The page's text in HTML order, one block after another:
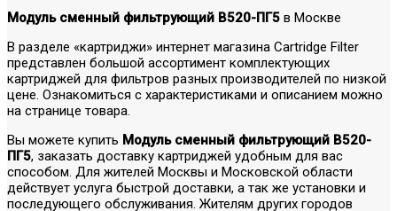
Модуль сменный фильтрующий В520-ПГ5 в Москве
В разделе «картриджи» интернет магазина Cartridge Filter
представлен большой ассортимент комплектующих
картриджей для фильтров разных производителей по низкой
цене. Ознакомиться с характеристиками и описанием можно
на странице товара.
Вы можете купить Модуль сменный фильтрующий В520-
ПГ5, заказать доставку картриджей удобным для вас
способом. Для жителей Москвы и Московской области
действует услуга быстрой доставки, а так же установки и
последующего обслуживания. Жителям других городов